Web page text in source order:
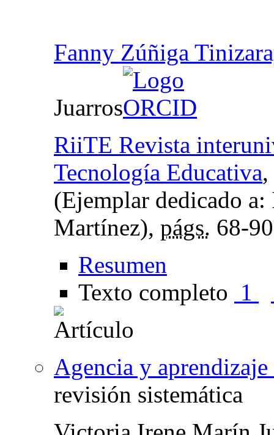
Fanny Zúñiga
Juarros
RiiTE Revista
Tecnología Educativa,
(Ejemplar dedicado
Martínez), págs. 68-90
Resumen
Texto completo 1
Agencia y
revisión sistemática